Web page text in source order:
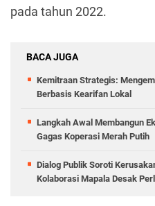
pada tahun 2022.
BACA JUGA
Kemitraan Strategis:
Berbasis Kearifan Lokal
Langkah Awal Membangun
Gagas Koperasi Merah Putih
Dialog Publik Soroti
Kolaborasi Mapala Desak